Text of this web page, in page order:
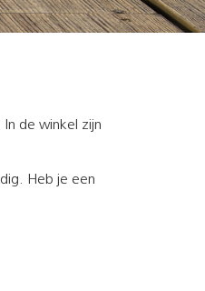
de winkel zijn
Heb je een